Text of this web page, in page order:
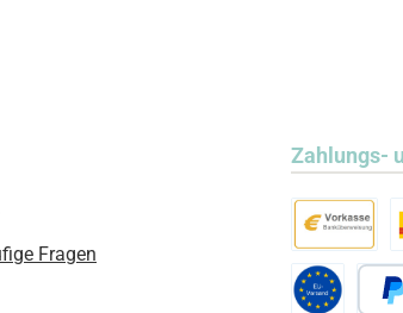
Fragen
Zahlungs-
Vorkasse